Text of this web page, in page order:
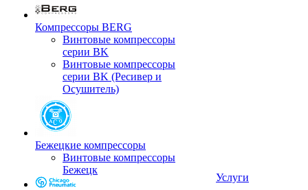
Компрессоры BERG
Винтовые компрессоры
серии BK
Винтовые компрессоры
серии BK (Ресивер и
Осушитель)
Бежецкие компрессоры
Винтовые компрессоры
Бежецк
Услуги